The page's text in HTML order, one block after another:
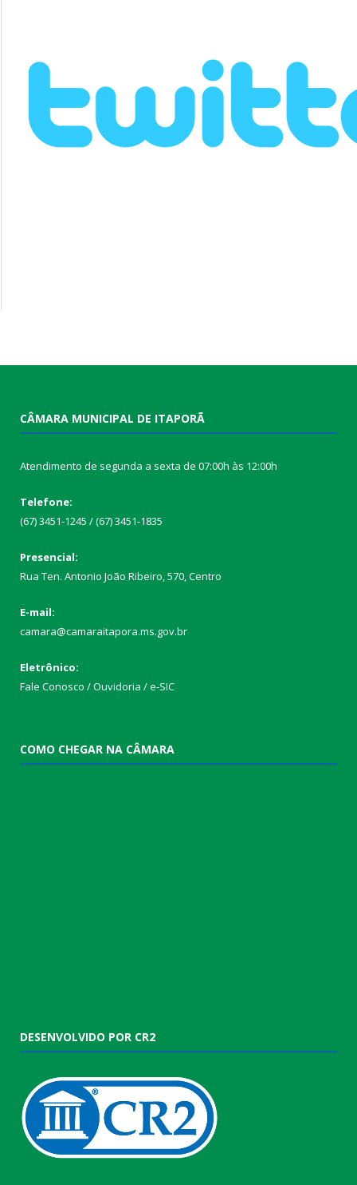
CÂMARA MUNICIPAL DE ITAPORÃ
Atendimento de segunda a sexta de 07:00h às 12:00h
Telefone:
(67) 3451-1245 / (67) 3451-1835
Presencial:
Rua Ten. Antonio João Ribeiro, 570, Centro
E-mail:
camara@camaraitapora.ms.gov.br
Eletrônico:
Fale Conosco / Ouvidoria / e-SIC
COMO CHEGAR NA CÂMARA
DESENVOLVIDO POR CR2